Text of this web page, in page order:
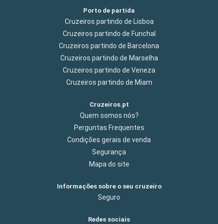
Porto de partida
Cruzeiros partindo de Lisboa
Cruzeiros partindo de Funchal
Cruzeiros partindo de Barcelona
Cruzeiros partindo de Marselha
Cruzeiros partindo de Veneza
Cruzeiros partindo de Miam
Cruzeiros.pt
Quem somos nós?
Perguntas Frequentes
Condições gerais de venda
Segurança
Mapa do site
Informações sobre o seu cruzeiro
Seguro
Redes sociais